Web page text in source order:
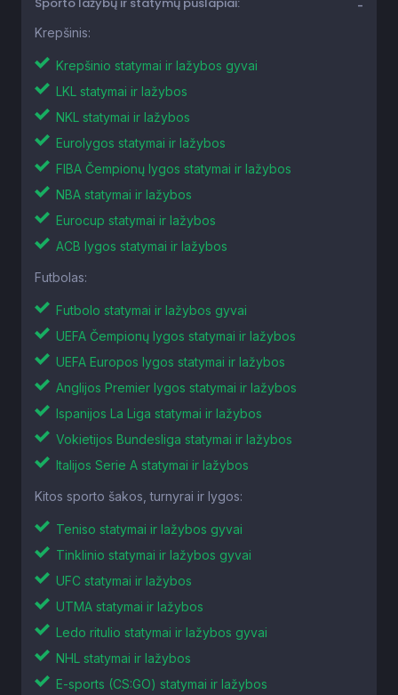
Sporto lažybų ir statymų puslapiai:
Krepšinis:
Krepšinio statymai ir lažybos gyvai
LKL statymai ir lažybos
NKL statymai ir lažybos
Eurolygos statymai ir lažybos
FIBA Čempionų lygos statymai ir lažybos
NBA statymai ir lažybos
Eurocup statymai ir lažybos
ACB lygos statymai ir lažybos
Futbolas:
Futbolo statymai ir lažybos gyvai
UEFA Čempionų lygos statymai ir lažybos
UEFA Europos lygos statymai ir lažybos
Anglijos Premier lygos statymai ir lažybos
Ispanijos La Liga statymai ir lažybos
Vokietijos Bundesliga statymai ir lažybos
Italijos Serie A statymai ir lažybos
Kitos sporto šakos, turnyrai ir lygos:
Teniso statymai ir lažybos gyvai
Tinklinio statymai ir lažybos gyvai
UFC statymai ir lažybos
UTMA statymai ir lažybos
Ledo ritulio statymai ir lažybos gyvai
NHL statymai ir lažybos
E-sports (CS:GO) statymai ir lažybos